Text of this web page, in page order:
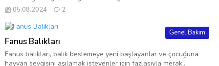
05.08.2024 2
Genel Bakım
Fanus Balıkları
Fanus balıkları, balık beslemeye yeni başlayanlar ve çocuğuna
hayvan sevgisini aşılamak isteyenler için fazlasıyla merak...